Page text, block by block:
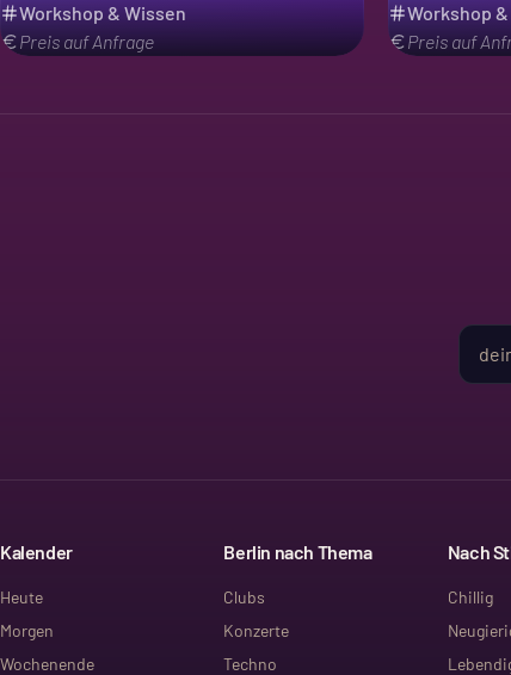
Workshop & Wissen
Preis auf Anfrage
Workshop
Preis auf
Kalender
Heute
Morgen
Wochenende
Berlin nach Thema
Clubs
Konzerte
Techno
Nach
Chillig